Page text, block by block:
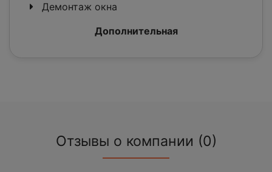
Демонтаж окна
Дополнительная
Отзывы о компании (0)